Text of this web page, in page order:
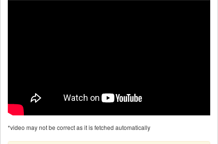
*video may not be correct as it is fetched automatically